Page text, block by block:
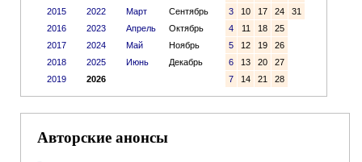
2015
2016
2017
2018
2019
2022
2023
2024
2025
2026
Март
Сентябрь
Апрель
Октябрь
Май
Ноябрь
Июнь
Декабрь
3
10 17 24
31
4
11 18
25
5
12 19
26
6
13 20
27
7
14 21 28
Авторские анонсы